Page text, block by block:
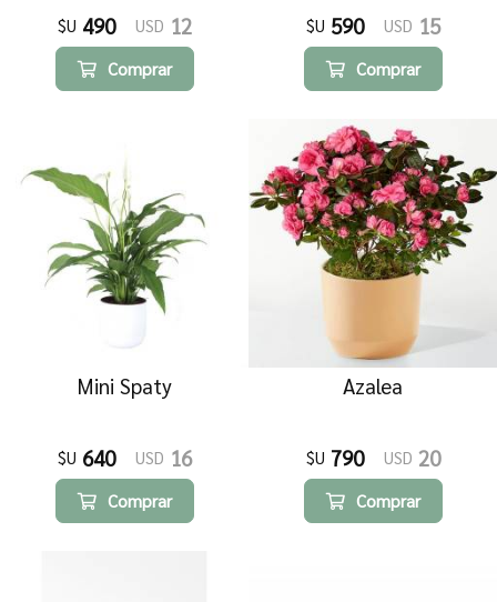
$U 490 USD 12
Comprar
$U 590 USD 15
Comprar
Mini Spaty
$U 640 USD 16
Comprar
Azalea
$U 790 USD 20
Comprar